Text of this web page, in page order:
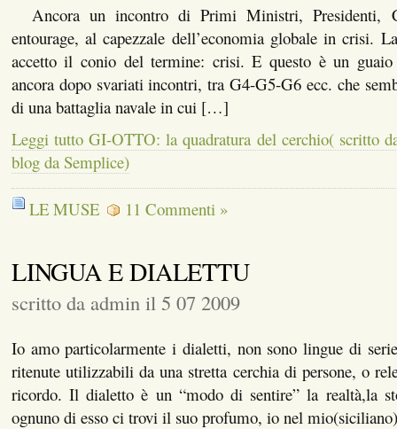
Ancora un incontro di Primi Ministri, Presidenti,
entourage, al capezzale dell’economia globale in crisi.
accetto il conio del termine: crisi. E questo è un guaio
ancora dopo svariati incontri, tra G4-G5-G6 ecc. che
di una battaglia navale in cui […]
Leggi tutto GI-OTTO: la quadratura del cerchio( scritto
blog da Semplice)
LE MUSE 11 Commenti »
LINGUA E DIALETTU
scritto da admin il 5 07 2009
Io amo particolarmente i dialetti, non sono lingue di
ritenute utilizzabili da una stretta cerchia di persone, o
ricordo. Il dialetto è un “modo di sentire” la realtà,la
ognuno di esso ci trovi il suo profumo, io nel